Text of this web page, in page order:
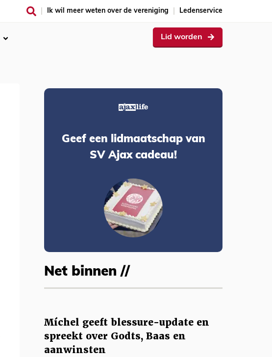
Ik wil meer weten over de vereniging Ledenservice
Lid worden
Geef een lidmaatschap van
SV Ajax cadeau!
Net binnen //
Míchel geeft blessure-update en
spreekt over Godts, Baas en
aanwinsten